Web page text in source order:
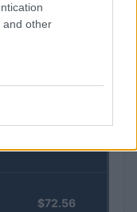
and other
$1,899.29
$72.56